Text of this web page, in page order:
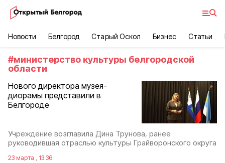
Новости Белгород Старый Оскол Бизнес Статьи
#министерство культуры белгородской
области
Нового директора музея-
диорамы представили в
Белгороде
Учреждение возглавила Дина Трунова, ранее
руководившая отраслью культуры Грайворонского округа
23 марта , 13:36